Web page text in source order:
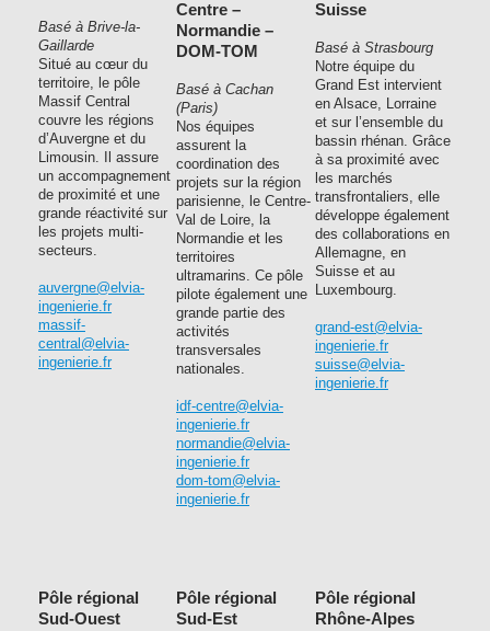
Basé à Brive-la-
Gaillarde
Situé au cœur du
territoire, le pôle
Massif Central
couvre les régions
d’Auvergne et du
Limousin. Il assure
un accompagnement
de proximité et une
grande réactivité sur
les projets multi-
secteurs.
auvergne@elvia-
ingenierie.fr
massif-
central@elvia-
ingenierie.fr
Centre –
Normandie –
DOM-TOM
Basé à Cachan
(Paris)
Nos équipes
assurent la
coordination des
projets sur la région
parisienne, le Centre-
Val de Loire, la
Normandie et les
territoires
ultramarins. Ce pôle
pilote également une
grande partie des
activités
transversales
nationales.
idf-centre@elvia-
ingenierie.fr
normandie@elvia-
ingenierie.fr
dom-tom@elvia-
ingenierie.fr
Suisse
Basé à Strasbourg
Notre équipe du
Grand Est intervient
en Alsace, Lorraine
et sur l’ensemble du
bassin rhénan. Grâce
à sa proximité avec
les marchés
transfrontaliers, elle
développe également
des collaborations en
Allemagne, en
Suisse et au
Luxembourg.
grand-est@elvia-
ingenierie.fr
suisse@elvia-
ingenierie.fr
Pôle régional
Sud-Ouest
Pôle régional
Sud-Est
Pôle régional
Rhône-Alpes